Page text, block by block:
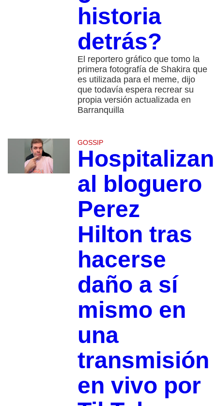
historia
detrás?
El reportero gráfico que tomo la
primera fotografía de Shakira que
es utilizada para el meme, dijo
que todavía espera recrear su
propia versión actualizada en
Barranquilla
GOSSIP
Hospitalizan
al bloguero
Perez
Hilton tras
hacerse
daño a sí
mismo en
una
transmisión
en vivo por